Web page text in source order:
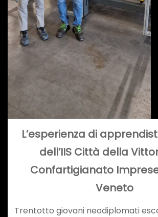
L’esperienza di
dell’IIS Città della
Confartigianato
Veneto
Trentotto giovani neodiplomati